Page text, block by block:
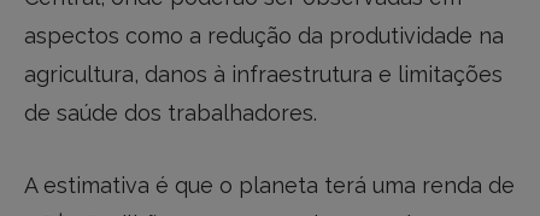
aspectos como a redução da produtividade na
agricultura, danos à infraestrutura e limitações
de saúde dos trabalhadores.
A estimativa é que o planeta terá uma renda de